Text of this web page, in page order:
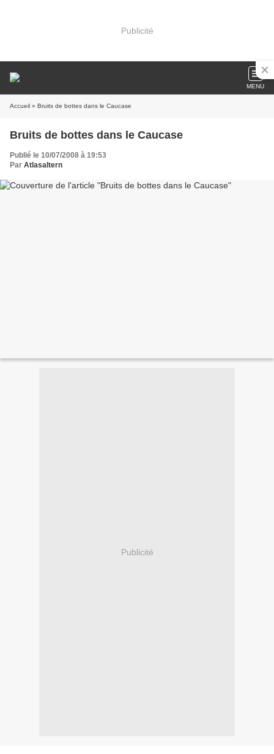
Publicité
MENU
Accueil » Bruits de bottes dans le Caucase
Bruits de bottes dans le Caucase
Publié le 10/07/2008 à 19:53
Par Atlasaltern
Publicité